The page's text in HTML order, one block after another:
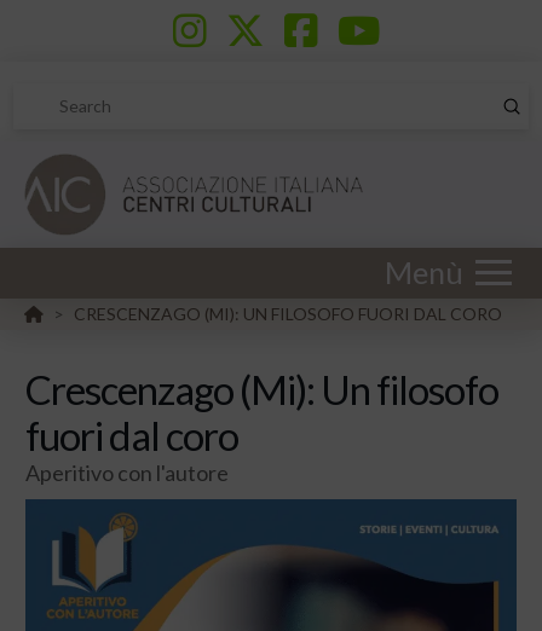
Search
Menù
HOME
> CRESCENZAGO (MI): UN FILOSOFO FUORI DAL CORO
Crescenzago (Mi): Un filosofo
fuori dal coro
Aperitivo con l'autore